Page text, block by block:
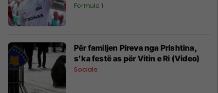
Formula 1
Për familjen Pireva nga Prishtina,
s’ka festë as për Vitin e Ri (Video)
Sociale